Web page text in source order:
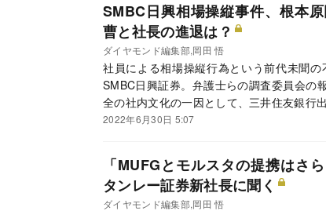
SMBC日興相場操縦事件、根本
曹と社長の進退は？
ダイヤモンド編集部,岡田 悟
社員による相場操縦行為という前代未聞
SMBC日興証券。弁護士らの調査委員会の
全の社内文化の一因として、三井住友銀行
藤雄一郎社長は引責辞任を否定するが、後
2022年6月30日 5:07
「MUFGとモルスタの提携はさ
タンレー証券新社長に聞く
ダイヤモンド編集部,岡田 悟